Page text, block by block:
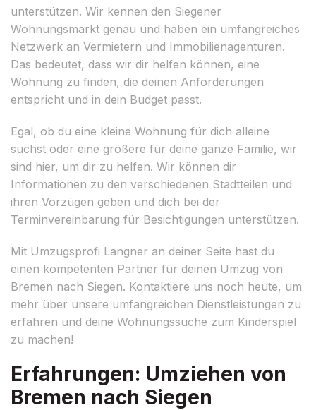
unterstützen. Wir kennen den Siegener
Wohnungsmarkt genau und haben ein umfangreiches
Netzwerk an Vermietern und Immobilienagenturen.
Das bedeutet, dass wir dir helfen können, eine
Wohnung zu finden, die deinen Anforderungen
entspricht und in dein Budget passt.
Egal, ob du eine kleine Wohnung für dich alleine
suchst oder eine größere für deine ganze Familie, wir
sind hier, um dir zu helfen. Wir können dir
Informationen zu den verschiedenen Stadtteilen und
ihren Vorzügen geben und dich bei der
Terminvereinbarung für Besichtigungen unterstützen.
Mit Umzugsprofi Langner an deiner Seite hast du
einen kompetenten Partner für deinen Umzug von
Bremen nach Siegen. Kontaktiere uns noch heute, um
mehr über unsere umfangreichen Dienstleistungen zu
erfahren und deine Wohnungssuche zum Kinderspiel
zu machen!
Erfahrungen: Umziehen von
Bremen nach Siegen